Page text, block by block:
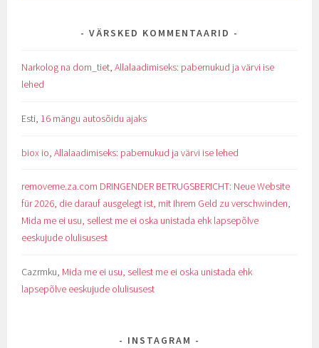
VÄRSKED KOMMENTAARID
Narkolog na dom_tiet ,Allalaadimiseks: pabernukud ja värvi ise
lehed
Esti 16 mängu autosõidu ajaks
biox io ,Allalaadimiseks: pabernukud ja värvi ise lehed
removeme.za.com DRINGENDER BETRUGSBERICHT: Neue Website
für 2026, die darauf ausgelegt ist, mit Ihrem Geld zu verschwinden,
Mida me ei usu, sellest me ei oska unistada ehk lapsepõlve
eeskujude olulisusest
Cazrmku, Mida me ei usu, sellest me ei oska unistada ehk
lapsepõlve eeskujude olulisusest
INSTAGRAM